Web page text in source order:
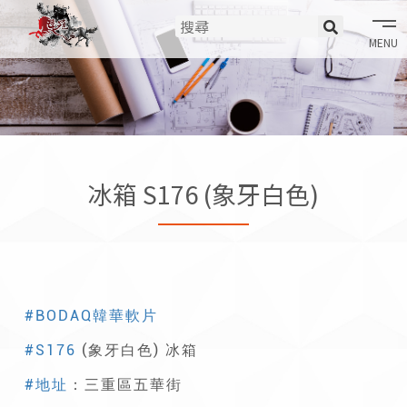
冰箱 S176 (象牙白色)
#BODAQ韓華軟片
#S176 (象牙白色) 冰箱
#地址 ：三重區五華街